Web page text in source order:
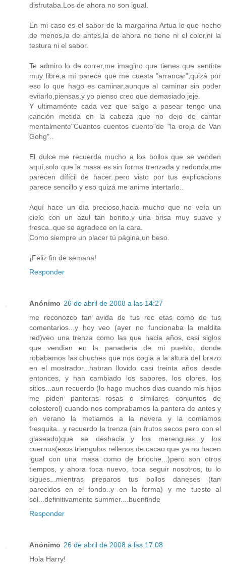
disfrutaba.Los de ahora no son igual.
En mi caso es el sabor de la margarina Artua lo que hecho
de menos,la de antes,la de ahora no tiene ni el color,ni la
testura ni el sabor.
Te admiro lo de correr,me imagino que tienes que sentirte
muy libre,a mí parece que me cuesta "arrancar",quizá por
eso lo que hago es caminar,aunque al caminar sin poder
evitarlo,piensas,y yo pienso creo que demasiado jeje.
Y ultimaménte cada vez que salgo a pasear tengo una
canción metida en la cabeza que no dejo de cantar
mentalmente"Cuantos cuentos cuento"de "la oreja de Van
Gohg"..
El dulce me recuerda mucho a los bollos que se venden
aquí,solo que la masa es sin forma trenzada y redonda,me
parecen dífícil de hacer..pero visto por tus explicacions
parece sencillo y eso quizá me anime intertarlo..
Aquí hace un día precioso,hacia mucho que no veía un
cielo con un azul tan bonito,y una brisa muy suave y
fresca..que se agradece en la cara.
Como siempre un placer tú página,un beso.
¡Feliz fin de semana!
Responder
Anónimo 26 de abril de 2008 a las 14:27
me reconozco tan avida de tus rec etas como de tus
comentarios...y hoy veo (ayer no funcionaba la maldita
red)veo una trenza como las que hacia años, casi siglos
que vendian en la panaderia de mi pueblo, donde
robabamos las chuches que nos cogia a la altura del brazo
en el mostrador...habran llovido casi treinta años desde
entonces, y han cambiado los sabores, los olores, los
sitios...aun recuerdo (lo hago muchos dias cuando mis hijos
me piden panteras rosas o similares conjuntos de
colesterol) cuando nos comprabamos la pantera de antes y
en verano la metiamos a la nevera y la comiamos
fresquita...y recuerdo la trenza (sin frutos secos pero con el
glaseado)que se deshacia...y los merengues...y los
cuernos(esos triangulos rellenos de cacao que ya no hacen
igual con una masa como de brioche...)pero son otros
tiempos, y ahora toca nuevo, toca seguir nosotros, tu lo
sigues...mientras preparos tus bollos daneses (tan
parecidos en el fondo..y en la forma) y me tuesto al
sol...definitivamente summer....buenfinde
Responder
Anónimo 26 de abril de 2008 a las 17:08
Hola Harry!